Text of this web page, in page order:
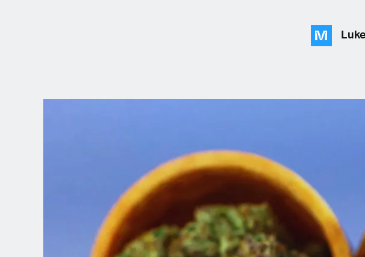
LOKALIZACJĘ
English (United Kingdom)
English (United States)
Spanish (Spain)
M